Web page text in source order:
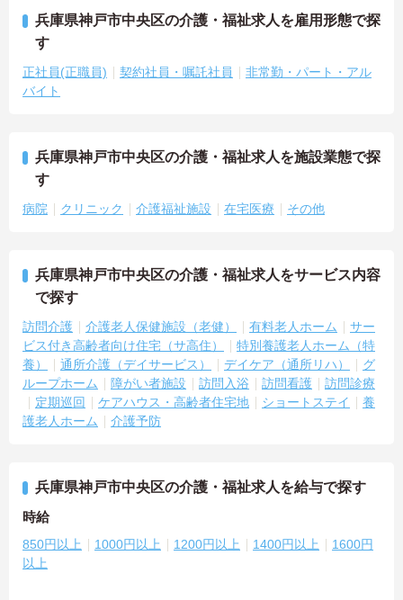
兵庫県神戸市中央区の介護・福祉求人を雇用形態で探
す
正社員(正職員) 契約社員・嘱託社員
非常勤・パート・アル
バイト
兵庫県神戸市中央区の介護・福祉求人を施設業態で探
す
病院 クリニック 介護福祉施設 在宅医療 その他
兵庫県神戸市中央区の介護・福祉求人をサービス内容
で探す
訪問介護 介護老人保健施設（老健） 有料老人ホーム
サー
ビス付き高齢者向け住宅（サ高住）
特別養護老人ホーム（特
養）
通所介護（デイサービス） デイケア（通所リハ）
グ
ループホーム
障がい者施設 訪問入浴 訪問看護
訪問診療
定期巡回
ケアハウス・高齢者住宅地 ショートステイ
養
護老人ホーム
介護予防
兵庫県神戸市中央区の介護・福祉求人を給与で探す
時給
850円以上 1000円以上 1200円以上 1400円以上
1600円
以上